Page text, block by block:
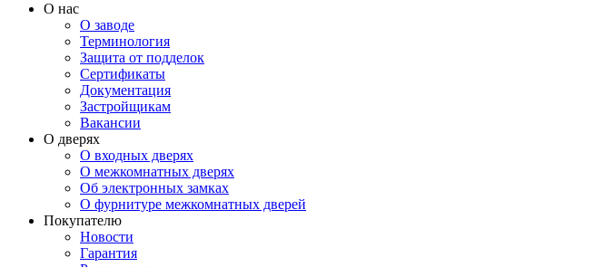
О нас
О заводе
Терминология
Защита от подделок
Сертификаты
Документация
Застройщикам
Вакансии
О дверях
О входных дверях
О межкомнатных дверях
Об электронных замках
О фурнитуре межкомнатных дверей
Покупателю
Новости
Гарантия